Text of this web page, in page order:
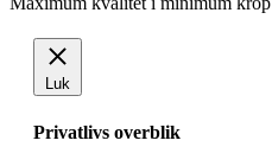
Luk
Privatlivs overblik